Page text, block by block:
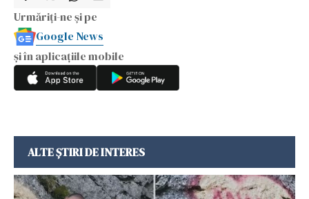
Urmăriți-ne și pe
Google News
și în aplicațiile mobile
ALTE ȘTIRI DE INTERES